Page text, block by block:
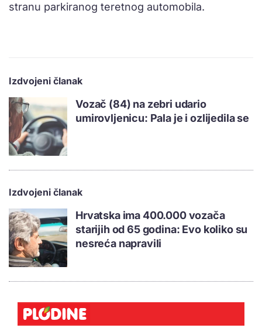
stranu parkiranog teretnog automobila.
Izdvojeni članak
Vozač (84) na zebri udario
umirovljenicu: Pala je i ozlijedila se
Izdvojeni članak
Hrvatska ima 400.000 vozača
starijih od 65 godina: Evo koliko su
nesreća napravili